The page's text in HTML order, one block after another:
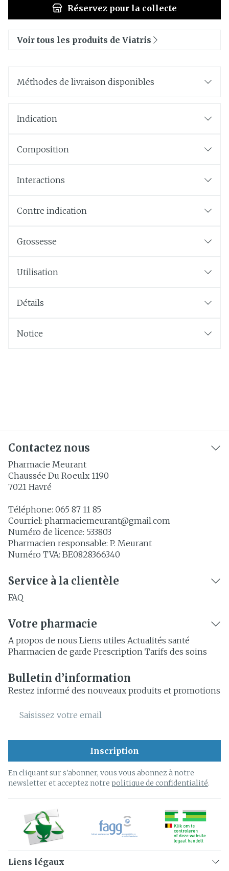
Réservez pour la collecte
Voir tous les produits de Viatris
Méthodes de livraison disponibles
Indication
Composition
Interactions
Contre indication
Grossesse
Utilisation
Détails
Notice
Contactez nous
Pharmacie Meurant
Chaussée Du Roeulx 1190
7021 Havré
Téléphone: 065 87 11 85
Courriel: pharmaciemeurant@gmail.com
Numéro de licence: 533803
Pharmacien responsable: P. Meurant
Numéro TVA: BE0828366340
Service à la clientèle
FAQ
Votre pharmacie
A propos de nous Liens utiles Actualités santé
Pharmacien de garde Prescription Tarifs des soins
Bulletin d’information
Restez informé des nouveaux produits et promotions
Adresse mail
Inscription
En cliquant sur s'abonner, vous vous abonnez à notre
newsletter et acceptez notre politique de confidentialité.
Liens légaux